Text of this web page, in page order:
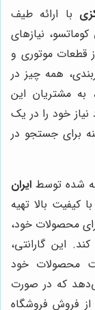
با ارائه طیف
نیازهای
موتوری و
همه چیز در
به مشتریان این
خود را در یک
برای جستجو در
شده توسط ایران
کیفیت بالا تهیه
محصولات خود،
این گارانتی،
محصولات خود
که در صورت
فروش فروشگاه